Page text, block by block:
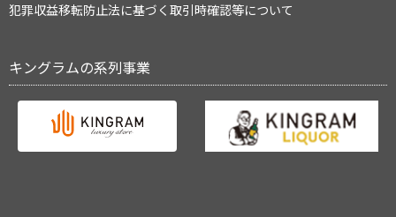
犯罪収益移転防止法に基づく取引時確認等について
キングラムの系列事業